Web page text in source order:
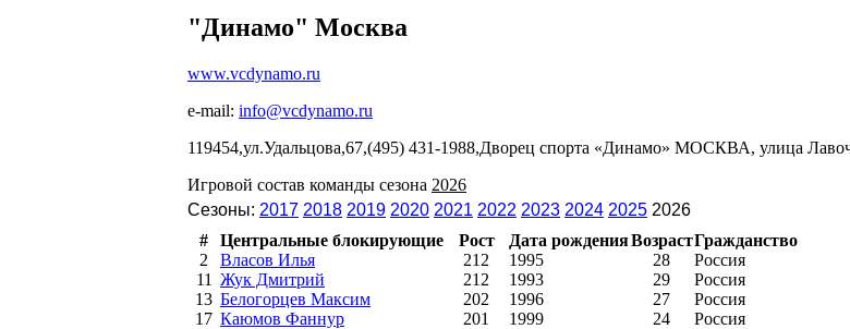
"Динамо" Москва
www.vcdynamo.ru
e-mail: info@vcdynamo.ru
119454,ул.Удальцова,67,(495) 431-1988,Дворец спорта «Динамо» МОСКВА, улица
Игровой состав команды сезона 2026
Сезоны: 2017 2018 2019 2020 2021 2022 2023 2024 2025 2026
#
Центральные блокирующие Рост Дата рожденияВозрастГражданство
2
Власов Илья 212 1995 28
Россия
11 Жук Дмитрий 212 1993 29
Россия
13 Белогорцев Максим 202 1996 27
Россия
17 Каюмов Фаннур 201 1999 24
Россия